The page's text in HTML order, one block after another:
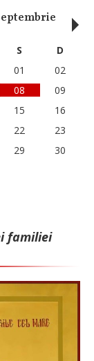
S
D
01
02
08
09
15
16
22
23
29
30
familiei